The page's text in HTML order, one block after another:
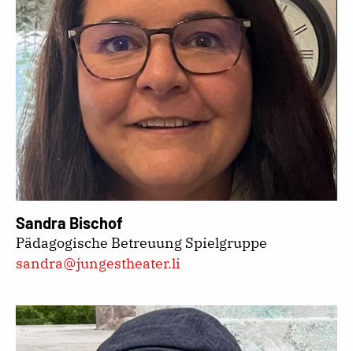
Sandra Bischof
Pädagogische Betreuung Spielgruppe
sandra@jungestheater.li